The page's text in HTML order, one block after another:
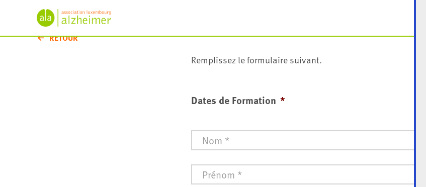
RETOUR
Remplissez le formulaire suivant.
Dates de Formation *
Nom *
Prénom *